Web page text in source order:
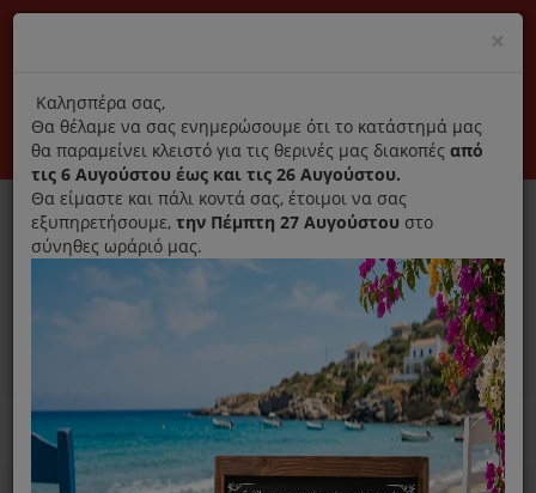
Αποκλειστικά γνήσια ανταλλακτικά
Σύνδεση Εγγραφή Εταιρεία Επικοινωνία
0
Ανταλλακτικά ηλεκτρικών συσκευών MENU
×
title
Καλησπέρα σας,
Θα θέλαμε να σας ενημερώσουμε ότι το κατάστημά μας
θα παραμείνει κλειστό για τις θερινές μας διακοπές από
τις 6 Αυγούστου έως και τις 26 Αυγούστου.
Θα είμαστε και πάλι κοντά σας, έτοιμοι να σας
εξυπηρετήσουμε, την Πέμπτη 27 Αυγούστου στο
σύνηθες ωράριό μας.